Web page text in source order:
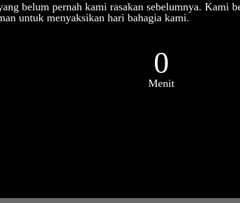
belum pernah kami rasakan sebelumnya. Kami
untuk menyaksikan hari bahagia kami.
0
Menit